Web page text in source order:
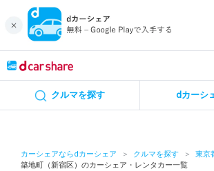
クルマを探す dカーシ
カーシェアならdカーシェア クルマを探す 東京
築地町（新宿区）のカーシェア・レンタカー一覧
カーシェア